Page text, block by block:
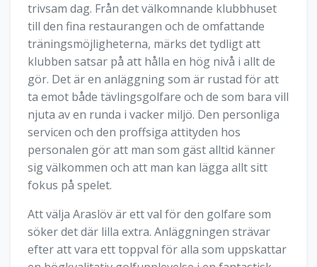
trivsam dag. Från det välkomnande klubbhuset
till den fina restaurangen och de omfattande
träningsmöjligheterna, märks det tydligt att
klubben satsar på att hålla en hög nivå i allt de
gör. Det är en anläggning som är rustad för att
ta emot både tävlingsgolfare och de som bara vill
njuta av en runda i vacker miljö. Den personliga
servicen och den proffsiga attityden hos
personalen gör att man som gäst alltid känner
sig välkommen och att man kan lägga allt sitt
fokus på spelet.
Att välja Araslöv är ett val för den golfare som
söker det där lilla extra. Anläggningen strävar
efter att vara ett toppval för alla som uppskattar